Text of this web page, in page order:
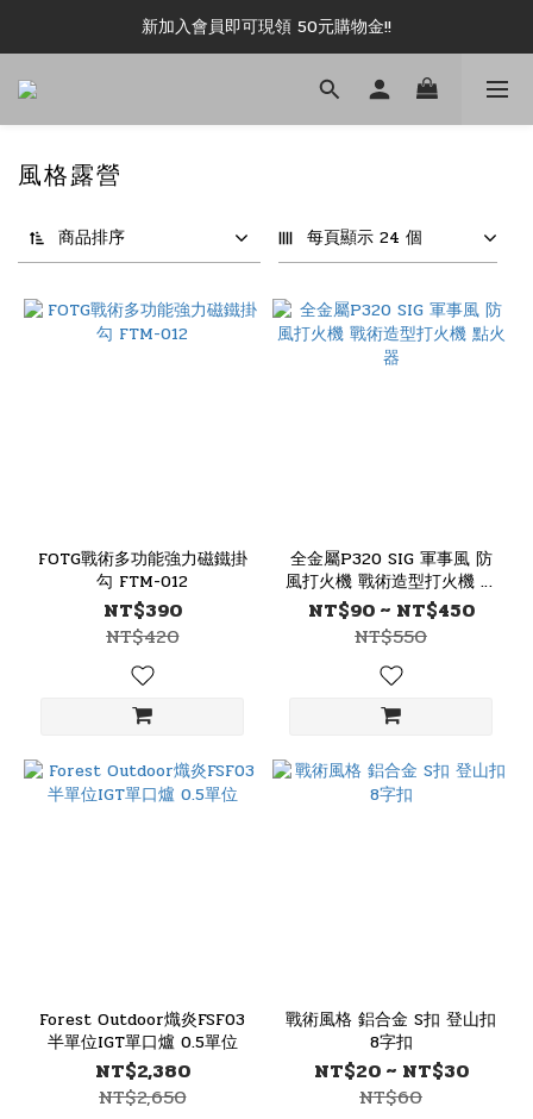
新加入會員即可現領 50元購物金!!
新加入會員即可現領 50元購物金!!
推薦好友露坑無上限領購物金!!
風格露營
商品排序 每頁顯示 24 個
FOTG戰術多功能強力磁鐵掛
勾 FTM-012
NT$390
NT$420
全金屬P320 SIG 軍事風 防
風打火機 戰術造型打火機 點
火器
NT$90 ~ NT$450
NT$550
Forest Outdoor熾炎FSF03
半單位IGT單口爐 0.5單位
NT$2,380
NT$2,650
戰術風格 鋁合金 S扣 登山扣
8字扣
NT$20 ~ NT$30
NT$60